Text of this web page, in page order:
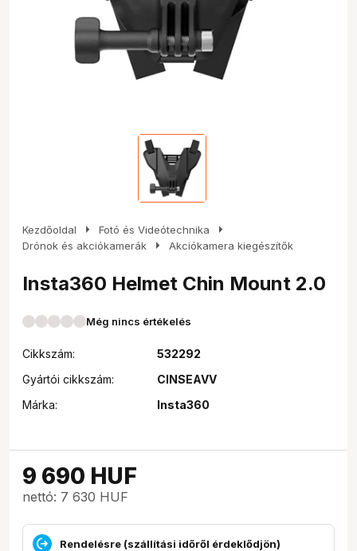
Kezdőoldal arrow_right Fotó és Videótechnika arrow_right
Drónok és akciókamerák arrow_right Akciókamera kiegészítők
Insta360 Helmet Chin Mount 2.0
Még nincs értékelés
Cikkszám:
532292
Gyártói cikkszám:
CINSEAVV
Márka:
Insta360
9 690 HUF
nettó: 7 630 HUF
Rendelésre (szállítási időről érdeklődjön)